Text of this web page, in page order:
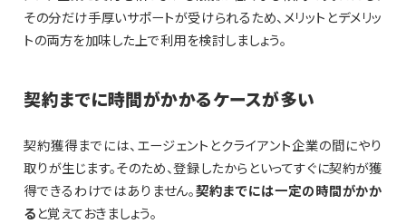
その分だけ手厚いサポートが受けられるため、メリットとデメリッ
トの両方を加味した上で利用を検討しましょう。
契約までに時間がかかるケースが多い
契約獲得までには、エージェントとクライアント企業の間にやり
取りが生じます。そのため、登録したからといってすぐに契約が獲
得できるわけではありません。契約までには一定の時間がかか
ると覚えておきましょう。